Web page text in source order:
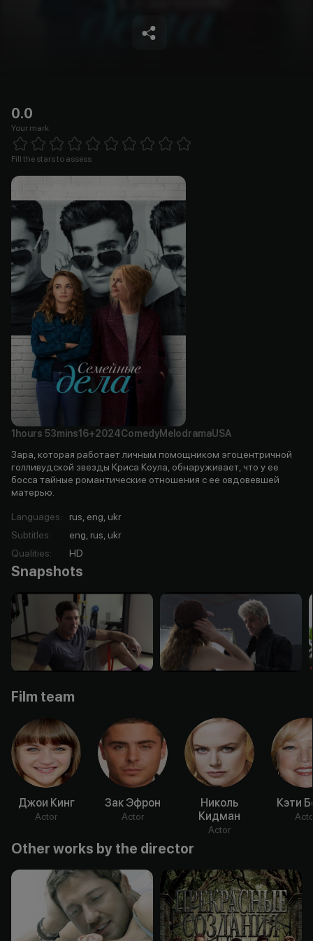
0.0
Your mark
1 Star 2 Stars 3 Stars
Fill the stars to assess
1hours 53mins16+2024ComedyMelodramaUSA
Зара, которая работает личным помощником эгоцентричной
голливудской звезды Криса Коула, обнаруживает, что у ее
босса тайные романтические отношения с ее овдовевшей
матерью.
Languages:
rus, eng, ukr
Subtitles:
eng, rus, ukr
Qualities: HD
Snapshots
Film team
Джои Кинг
Actor
Зак Эфрон
Actor
Николь
Кидман
Actor
Кэти
Other works by the director